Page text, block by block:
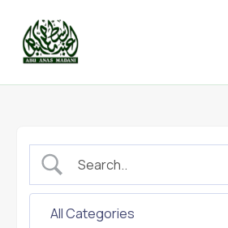
content